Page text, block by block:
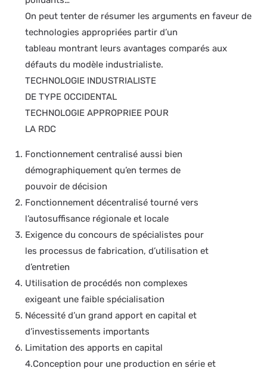
On peut tenter de résumer les arguments en faveur de
technologies appropriées partir d’un
tableau montrant leurs avantages comparés aux
défauts du modèle industrialiste.
TECHNOLOGIE INDUSTRIALISTE
DE TYPE OCCIDENTAL
TECHNOLOGIE APPROPRIEE POUR
LA RDC
Fonctionnement centralisé aussi bien
démographiquement qu’en termes de
pouvoir de décision
Fonctionnement décentralisé tourné vers
l’autosuffisance régionale et locale
Exigence du concours de spécialistes pour
les processus de fabrication, d’utilisation et
d’entretien
Utilisation de procédés non complexes
exigeant une faible spécialisation
Nécessité d’un grand apport en capital et
d’investissements importants
Limitation des apports en capital
4.Conception pour une production en série et